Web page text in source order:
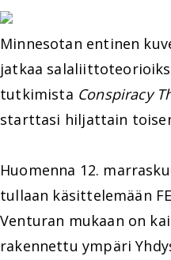
Minnesotan entinen
jatkaa
tutkimista Conspiracy
starttasi hiljattain
Huomenna 12.
tullaan käsittelemään
Venturan mukaan on
rakennettu ympäri